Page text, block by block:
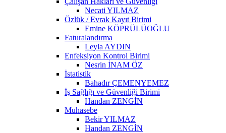
Necati YILMAZ
Özlük / Evrak Kayıt Birimi
Emine KÖPRÜLÜOĞLU
Faturalandırma
Leyla AYDIN
Enfeksiyon Kontrol Birimi
Nesrin İNAM ÖZ
İstatistik
Bahadır ÇEMENYEMEZ
İş Sağlığı ve Güvenliği Birimi
Handan ZENGİN
Muhasebe
Bekir YILMAZ
Handan ZENGİN